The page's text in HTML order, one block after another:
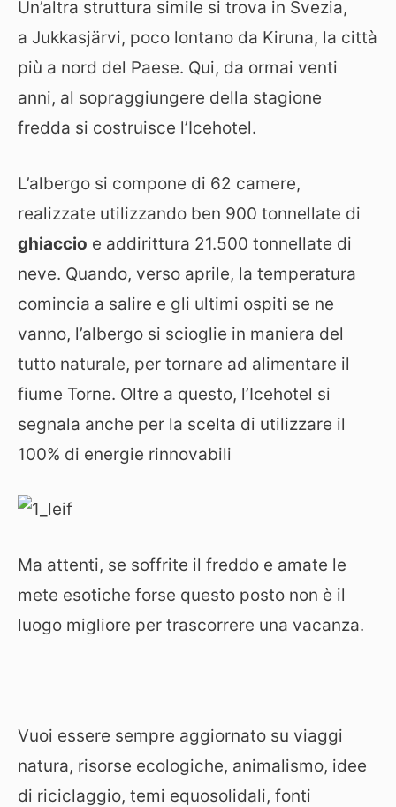
Un’altra struttura simile si trova in Svezia,
a Jukkasjärvi, poco lontano da Kiruna, la città
più a nord del Paese. Qui, da ormai venti
anni, al sopraggiungere della stagione
fredda si costruisce l’Icehotel.
L’albergo si compone di 62 camere,
realizzate utilizzando ben 900 tonnellate di
ghiaccio e addirittura 21.500 tonnellate di
neve. Quando, verso aprile, la temperatura
comincia a salire e gli ultimi ospiti se ne
vanno, l’albergo si scioglie in maniera del
tutto naturale, per tornare ad alimentare il
fiume Torne. Oltre a questo, l’Icehotel si
segnala anche per la scelta di utilizzare il
100% di energie rinnovabili
Ma attenti, se soffrite il freddo e amate le
mete esotiche forse questo posto non è il
luogo migliore per trascorrere una vacanza.
Vuoi essere sempre aggiornato su viaggi
natura, risorse ecologiche, animalismo, idee
di riciclaggio, temi equosolidali, fonti